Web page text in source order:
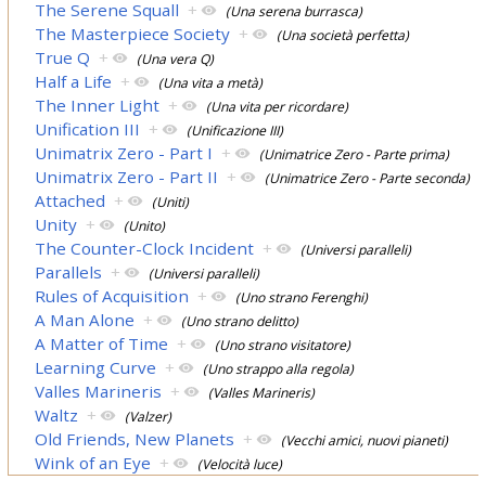
The Serene Squall + (Una serena burrasca)
The Masterpiece Society + (Una società perfetta)
True Q + (Una vera Q)
Half a Life + (Una vita a metà)
The Inner Light + (Una vita per ricordare)
Unification III + (Unificazione III)
Unimatrix Zero - Part I + (Unimatrice Zero - Parte prima)
Unimatrix Zero - Part II + (Unimatrice Zero - Parte seconda)
Attached + (Uniti)
Unity + (Unito)
The Counter-Clock Incident + (Universi paralleli)
Parallels + (Universi paralleli)
Rules of Acquisition + (Uno strano Ferenghi)
A Man Alone + (Uno strano delitto)
A Matter of Time + (Uno strano visitatore)
Learning Curve + (Uno strappo alla regola)
Valles Marineris + (Valles Marineris)
Waltz + (Valzer)
Old Friends, New Planets + (Vecchi amici, nuovi pianeti)
Wink of an Eye + (Velocità luce)